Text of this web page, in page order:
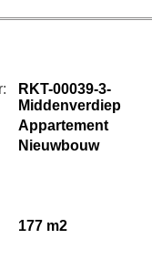
RKT-00039-3-
Middenverdiep
Appartement
Nieuwbouw
177 m2